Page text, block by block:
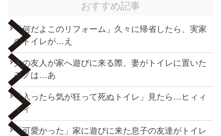
おすすめ記事
「何だよこのリフォーム」久々に帰省したら、実家
のトイレが…え
夫の友人が家へ遊びに来る際、妻がトイレに置いた
モノは…あ
「入ったら気が狂って死ぬトイレ」見たら…ヒィィ
ィィ
「可愛かった」家に遊びに来た息子の友達がトイレ